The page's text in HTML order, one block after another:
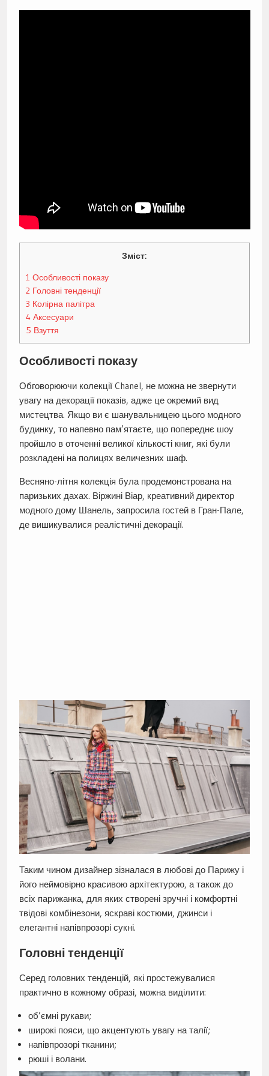
Зміст:
1 Особливості показу
2Головні тенденції
3 Колірна палітра
4 Аксесуари
5 Взуття
Особливості показу
Обговорюючи колекції Chanel, не можна не звернути
увагу на декорації показів, адже це окремий вид
мистецтва. Якщо ви є шанувальницею цього модного
будинку, то напевно пам’ятаєте, що попереднє шоу
пройшло в оточенні великої кількості книг, які були
розкладені на полицях величезних шаф.
Весняно-літня колекція була продемонстрована на
паризьких дахах. Віржині Віар, креативний директор
модного дому Шанель, запросила гостей в Гран-Пале,
де вишикувалися реалістичні декорації.
Таким чином дизайнер зізналася в любові до Парижу і
його неймовірно красивою архітектурою, а також до
всіх парижанка, для яких створені зручні і комфортні
твідові комбінезони, яскраві костюми, джинси і
елегантні напівпрозорі сукні.
Головні тенденції
Серед головних тенденцій, які простежувалися
практично в кожному образі, можна виділити:
об’ємні рукави;
широкі пояси, що акцентують увагу на талії;
напівпрозорі тканини;
рюші і волани.